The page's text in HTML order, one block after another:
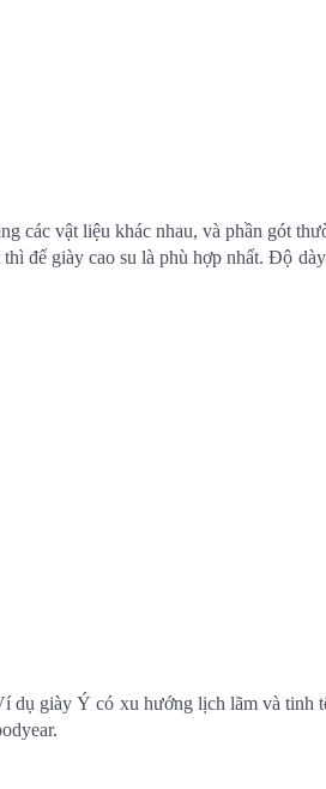
các vật liệu khác nhau, và phần gót
đế giày cao su là phù hợp nhất. Độ
giày Ý có xu hướng lịch lãm và tinh